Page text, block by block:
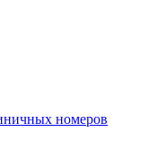
номеров